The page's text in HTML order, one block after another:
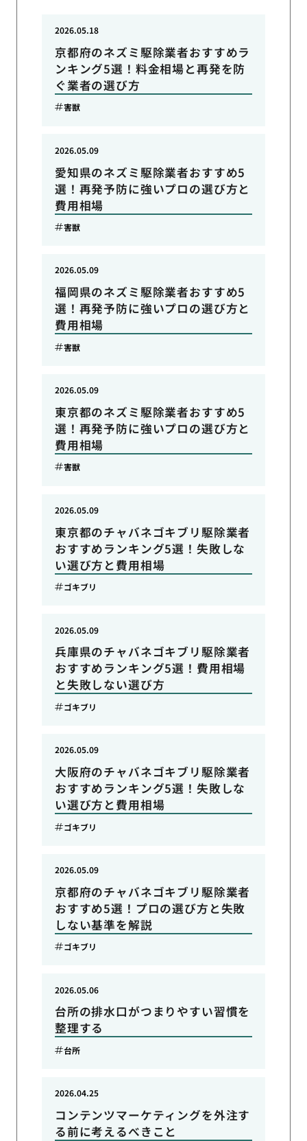
京都府のネズミ駆除業者おすすめラ
ンキング5選！料金相場と再発を防
ぐ業者の選び方
2026.05.18
害獣
愛知県のネズミ駆除業者おすすめ5
選！再発予防に強いプロの選び方と
費用相場
2026.05.09
害獣
福岡県のネズミ駆除業者おすすめ5
選！再発予防に強いプロの選び方と
費用相場
2026.05.09
害獣
東京都のネズミ駆除業者おすすめ5
選！再発予防に強いプロの選び方と
費用相場
2026.05.09
害獣
東京都のチャバネゴキブリ駆除業者
おすすめランキング5選！失敗しな
い選び方と費用相場
2026.05.09
ゴキブリ
兵庫県のチャバネゴキブリ駆除業者
おすすめランキング5選！費用相場
と失敗しない選び方
2026.05.09
ゴキブリ
大阪府のチャバネゴキブリ駆除業者
おすすめランキング5選！失敗しな
い選び方と費用相場
2026.05.09
ゴキブリ
京都府のチャバネゴキブリ駆除業者
おすすめ5選！プロの選び方と失敗
しない基準を解説
2026.05.09
ゴキブリ
台所の排水口がつまりやすい習慣を
整理する
2026.05.06
台所
コンテンツマーケティングを外注す
る前に考えるべきこと
2026.04.25